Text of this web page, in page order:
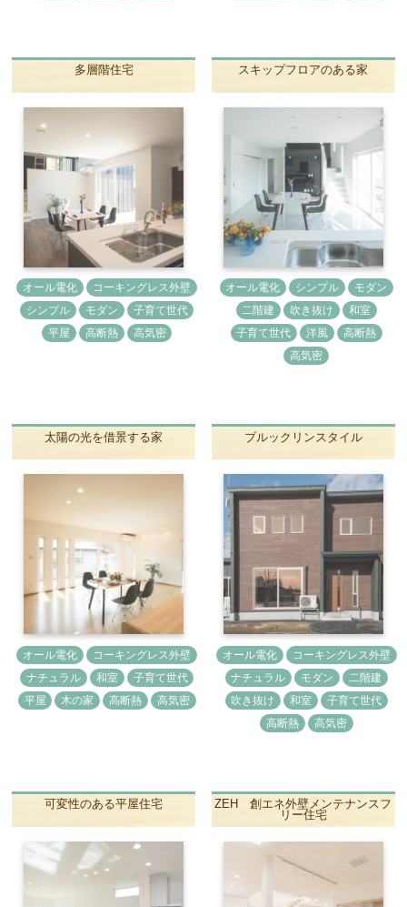
多層階住宅
オール電化 コーキングレス外壁
シンプル モダン 子育て世代
平屋 高断熱 高気密
スキップフロアのある家
オール電化 シンプル モダン
二階建 吹き抜け 和室
子育て世代 洋風 高断熱
高気密
太陽の光を借景する家
オール電化 コーキングレス外壁
ナチュラル 和室 子育て世代
平屋 木の家 高断熱 高気密
ブルックリンスタイル
オール電化 コーキングレス外壁
ナチュラル モダン 二階建
吹き抜け 和室 子育て世代
高断熱 高気密
可変性のある平屋住宅
ZEH 創エネ外壁メンテナンスフ
リー住宅